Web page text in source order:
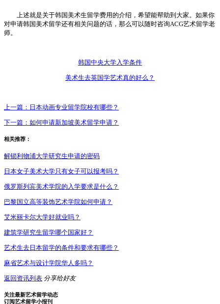
上述就是关于韩国美术生留学费用的介绍，希望能帮助到大家。如果你
对申请韩国美术留学还有相关问题的话，那么可以随时咨询ACG艺术留学老
师。
韩国中央大学入学条件
美术生去英国学艺术真的好么？
上一篇： 日本动画专业留学院校有哪些？
下一篇： 如何申请新加坡美术留学申请？
相关推荐：
解锁利物浦大学研究生申请的密码
日本女子美术大学只有女子可以报考吗？
俄罗斯列宾美术学院的入学要求是什么？
巴黎国立高等装饰艺术学院如何申请？
艾米丽卡尔大学好就业吗？
建筑学研究生留学哪个国家好？
艺术生去日本留学的条件和要求有哪些？
麻省艺术与设计学院华人多吗？
返回资讯列表 分享给好友
关注最新艺术留学动态
订阅艺术留学小报刊